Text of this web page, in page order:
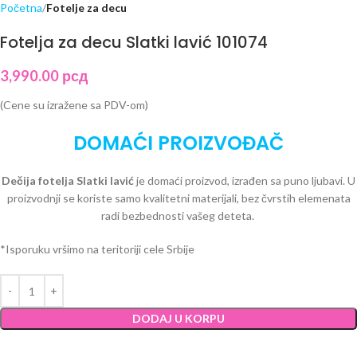
Početna Fotelje za decu
Fotelja za decu Slatki lavić 101074
3,990.00 рсд
(Cene su izražene sa PDV-om)
DOMAĆI PROIZVOĐAČ
Dečija fotelja Slatki lavićje domaći proizvod, izrađen sa puno ljubavi. U
proizvodnji se koriste samo kvalitetni materijali, bez čvrstih elemenata
radi bezbednosti vašeg deteta.
*Isporuku vršimo na teritoriji cele Srbije
DODAJ U KORPU